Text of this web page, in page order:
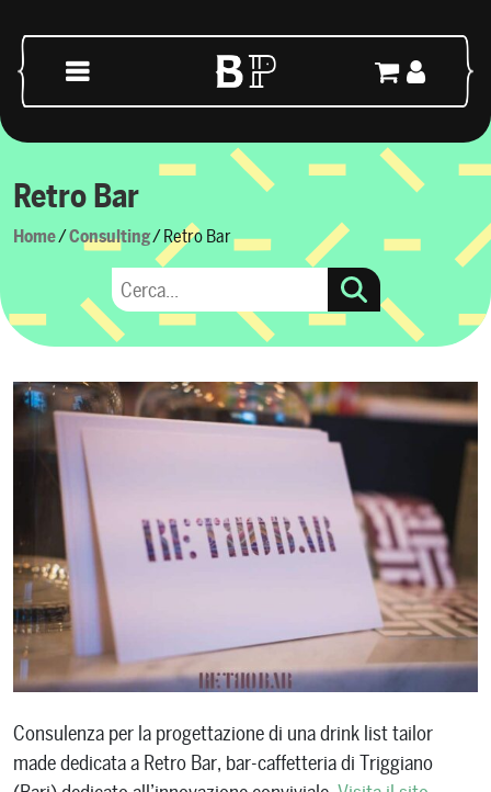
Navigazione principale
Retro Bar
Home/Consulting/ Retro Bar
Consulenza per la progettazione di una drink list tailor
made dedicata a Retro Bar, bar-caffetteria di Triggiano